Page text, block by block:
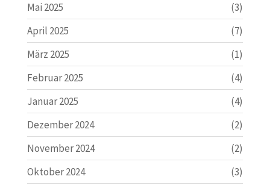
Mai 2025
(3)
April 2025
(7)
März 2025
(1)
Februar 2025
(4)
Januar 2025
(4)
Dezember 2024
(2)
November 2024
(2)
Oktober 2024
(3)